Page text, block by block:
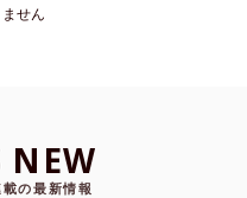
せん
NEW
の最新情報